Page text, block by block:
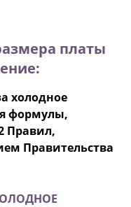
платы
холодное
формулы,
Правил,
Правительства